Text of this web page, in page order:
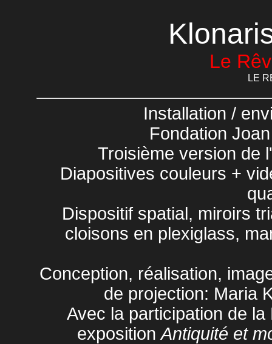
Le
LE
Installation /
Fondation
Troisième version de
Diapositives couleurs +
Dispositif spatial, miroirs
cloisons en plexiglass,
Conception, réalisation,
de projection: Maria
Avec la participation de
expositionAntiquité et